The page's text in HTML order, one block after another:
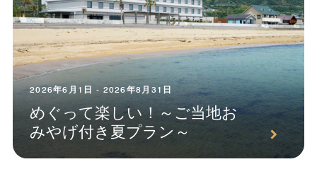
2026年6月1日 - 2026年8月31日
めぐって楽しい！～ご当地お
みやげ付き夏プラン～